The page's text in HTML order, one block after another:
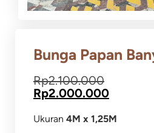
Bunga Papan
Rp2.100.000
Rp2.000.000
Ukuran 4M x 1,25M